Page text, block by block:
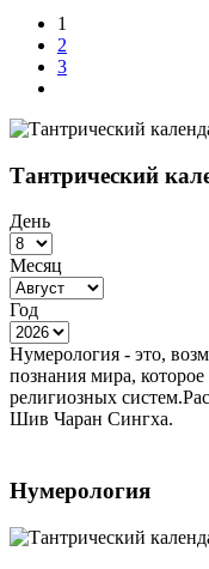
1
2
3
Тантрический
День
Месяц
Год
Нумерология - это,
познания мира,
религиозных
Шив Чаран Сингха.
Нумерология